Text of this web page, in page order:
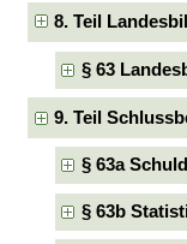
8. Teil
§ 63
9. Teil
§ 63a
§ 63b